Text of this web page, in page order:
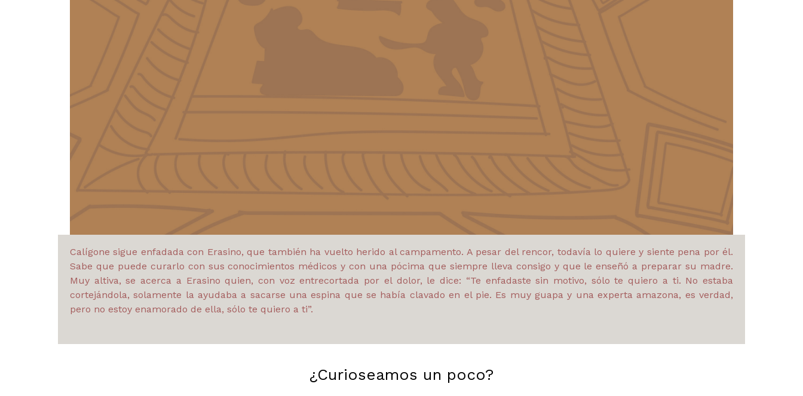
Calígone sigue enfadada con Erasino, que también ha vuelto herido al campamento. A pesar del rencor, todavía lo quiere y siente pena por él.
Sabe que puede curarlo con sus conocimientos médicos y con una pócima que siempre lleva consigo y que le enseñó a preparar su madre.
Muy altiva, se acerca a Erasino quien, con voz entrecortada por el dolor, le dice: “Te enfadaste sin motivo, sólo te quiero a ti. No estaba
cortejándola, solamente la ayudaba a sacarse una espina que se había clavado en el pie. Es muy guapa y una experta amazona, es verdad,
pero no estoy enamorado de ella, sólo te quiero a ti”.
¿Curioseamos un poco?